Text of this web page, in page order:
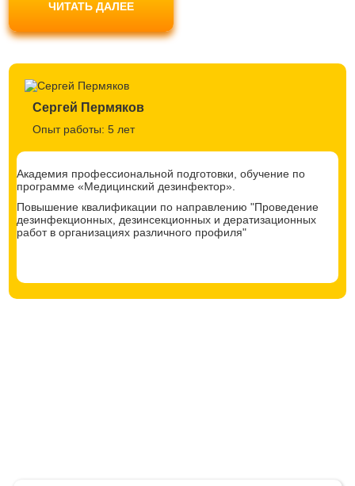
токсичными и одобрены Роспотребнадзором. Вы можете не
ЧИТАТЬ ДАЛЕЕ
Сергей Пермяков
Опыт работы: 5 лет
Академия профессиональной подготовки, обучение по
программе «Медицинский дезинфектор».
Повышение квалификации по направлению "Проведение
дезинфекционных, дезинсекционных и дератизационных
работ в организациях различного профиля"